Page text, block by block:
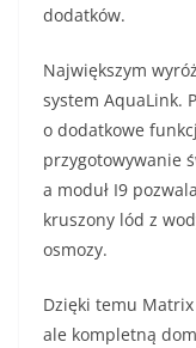
dodatków.
Największym
system AquaLink.
o dodatkowe
przygotowywanie
a moduł I9
kruszony lód z
osmozy.
Dzięki temu
ale kompletną